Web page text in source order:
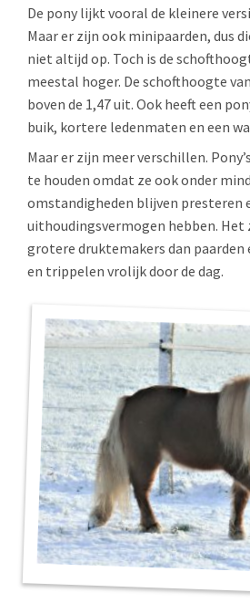
De pony lijkt vooral de kleinere
Maar er zijn ook minipaarden, dus
niet altijd op. Toch is de
meestal hoger. De schofthoogte
boven de 1,47 uit. Ook heeft een
buik, kortere ledenmaten en een
Maar er zijn meer verschillen.
te houden omdat ze ook onder
omstandigheden blijven presteren
uithoudingsvermogen hebben. Het
grotere druktemakers dan paarden
en trippelen vrolijk door de dag.